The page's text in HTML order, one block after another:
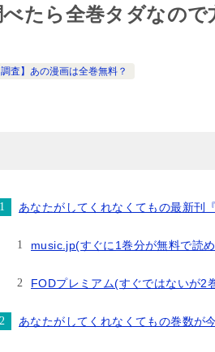
たら全巻タダなので
調査】あの漫画は全巻無料？
あなたがしてくれなくてもの最新刊
music.jp(すぐに1巻分が無料で読
FODプレミアム(すぐではないが2
あなたがしてくれなくてもの巻数が